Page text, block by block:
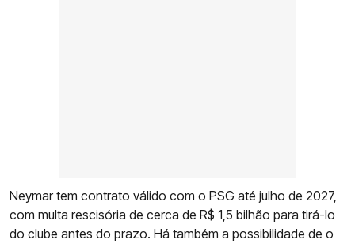
Neymar tem contrato válido com o PSG até julho de 2027,
com multa rescisória de cerca de R$ 1,5 bilhão para tirá-lo
do clube antes do prazo. Há também a possibilidade de o